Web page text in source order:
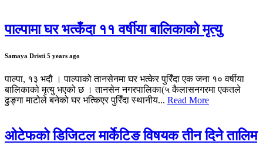
पाल्पामा घर भत्कँदा ११ वर्षीया बालिकाको मृत्यु
Samaya Dristi 5 years ago
पाल्पा, १३ भदौ । पाल्पाको तानसेनमा घर भत्केर पुरिँदा एक जना १० वर्षीया
बालिकाको मृत्यु भएको छ । तानसेन नगरपालिका(५ कैलासनगरमा एकतले
ढुङ्गा माटोले बनेको घर भत्किएर पुरिँदा स्थानीय... Read More
ओटेफको डिजिटल मार्केटिङ विषयक तीन दिने तालिम